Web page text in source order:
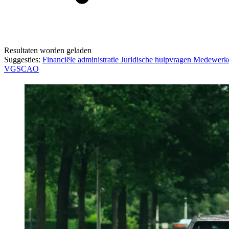
Resultaten worden geladen
Suggesties: Financiële administratie Juridische hulpvragen
VGSCAO